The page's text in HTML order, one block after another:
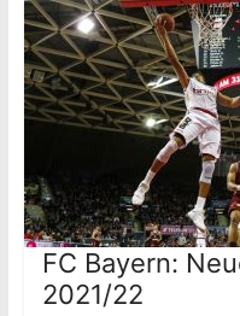
FC Bayern:
2021/22